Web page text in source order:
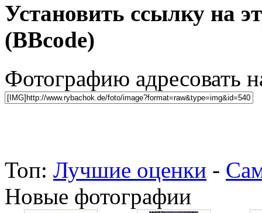
Установить ссылку на
(BBcode)
Фотографию адресовать
Топ: Лучшие оценки -
Новые фотографии